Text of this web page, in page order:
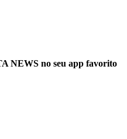
NEWS no seu app favorito